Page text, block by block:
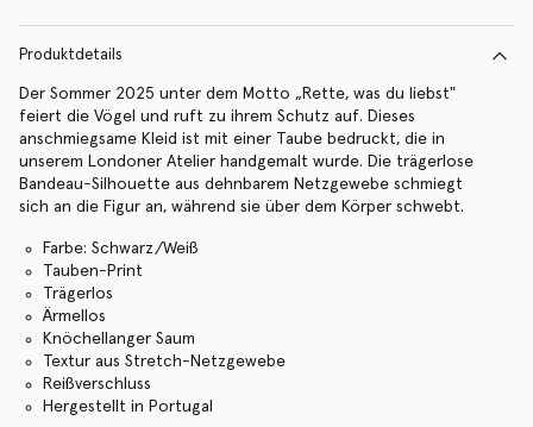
Produktdetails
Der Sommer 2025 unter dem Motto „Rette, was du liebst"
feiert die Vögel und ruft zu ihrem Schutz auf. Dieses
anschmiegsame Kleid ist mit einer Taube bedruckt, die in
unserem Londoner Atelier handgemalt wurde. Die trägerlose
Bandeau-Silhouette aus dehnbarem Netzgewebe schmiegt
sich an die Figur an, während sie über dem Körper schwebt.
Farbe: Schwarz/Weiß
Tauben-Print
Trägerlos
Ärmellos
Knöchellanger Saum
Textur aus Stretch-Netzgewebe
Reißverschluss
Hergestellt in Portugal